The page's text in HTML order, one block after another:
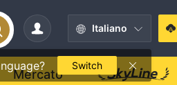
Italiano
Switch
Mercato